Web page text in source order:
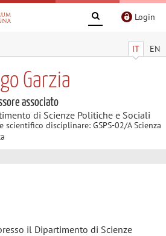
Login
IT EN
Garzia
associato
di Scienze Politiche e Sociali
scientifico disciplinare: GSPS-02/A Scienza
il Dipartimento di Scienze